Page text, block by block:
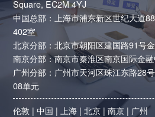
Square, EC2M 4YJ
中国总部：上海市浦东新区世纪大道
402室
北京分部：北京市朝阳区建国路91号
南京分部：南京市秦淮区南京国际金
广州分部：广州市天河区珠江东路28
08单元
伦敦 |中国 | 上海 |北京 |南京 | 广州